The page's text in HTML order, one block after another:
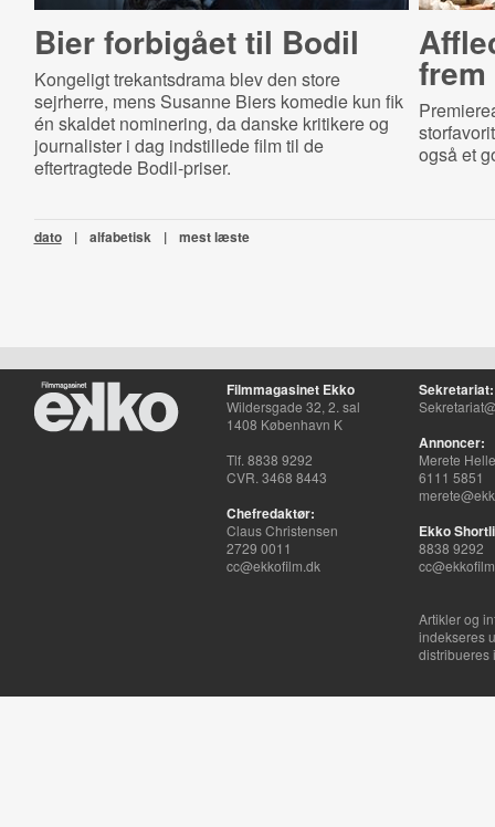
Bier forbigået til Bodil
Kongeligt trekantsdrama blev den store
sejrherre, mens Susanne Biers komedie kun fik
én skaldet nominering, da danske kritikere og
journalister i dag indstillede film til de
eftertragtede Bodil-priser.
også et
dato | alfabetisk | mest læste
Filmmagasinet Ekko
Wildersgade 32, 2. sal
1408 København K
Tlf. 8838 9292
CVR. 3468 8443
Chefredaktør:
Claus Christensen
2729 0011
cc@ekkofilm.dk
Sekretariat:
Annoncer:
Merete
6111 5851
Ekko
8838 9292
Artikler og
indekseres
distribueres